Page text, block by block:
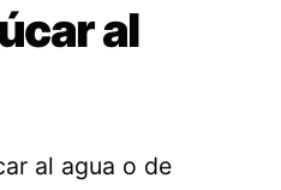
al
al agua o de